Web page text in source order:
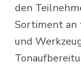
den
Sortiment
und